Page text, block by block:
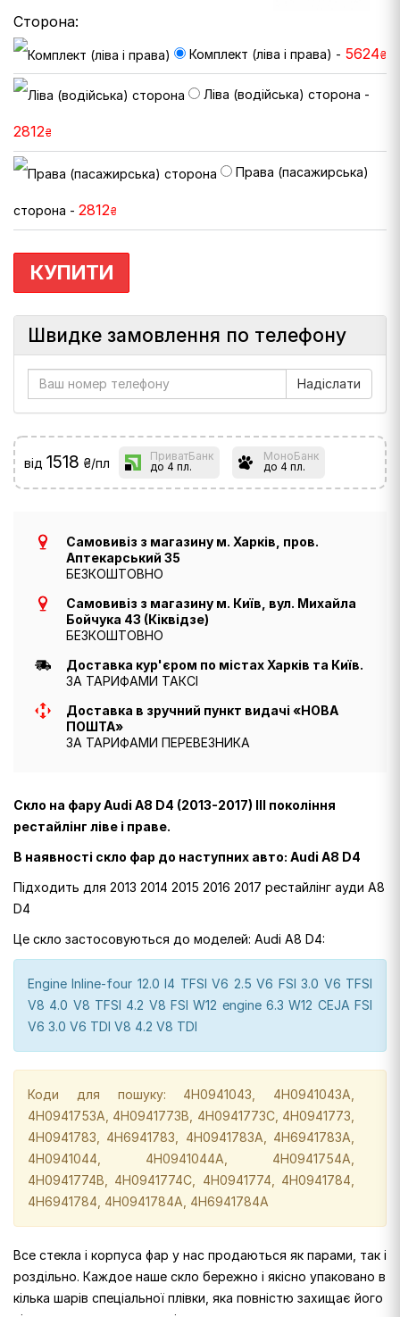
Сторона:
Комплект (ліва і права) - 5624₴
Ліва (водійська) сторона -
2812₴
Права (пасажирська)
сторона - 2812₴
КУПИТИ
Швидке замовлення по телефону
від 1518 ₴/пл
ПриватБанк
до 4 пл.
МоноБанк
до 4 пл.
Самовивіз з магазину м. Харків, пров.
Аптекарський 35
БЕЗКОШТОВНО
Самовивіз з магазину м. Київ, вул. Михайла
Бойчука 43 (Кіквідзе)
БЕЗКОШТОВНО
Доставка кур'єром по містах Харків та Київ.
ЗА ТАРИФАМИ ТАКСІ
Доставка в зручний пункт видачі «НОВА
ПОШТА»
ЗА ТАРИФАМИ ПЕРЕВЕЗНИКА
Скло на фару Audi A8 D4 (2013-2017) III покоління
рестайлінг ліве і праве.
В наявності скло фар до наступних авто: Audi A8 D4
Підходить для 2013 2014 2015 2016 2017 рестайлінг ауди A8
D4
Це скло застосовуються до моделей: Audi A8 D4:
Engine Inline-four 12.0 I4 TFSI V6 2.5 V6 FSI 3.0 V6 TFSI
V8 4.0 V8 TFSI 4.2 V8 FSI W12 engine 6.3 W12 CEJA FSI
V6 3.0 V6 TDI V8 4.2 V8 TDI
Коди для пошуку: 4H0941043, 4H0941043A,
4H0941753A, 4H0941773B, 4H0941773C, 4H0941773,
4H0941783, 4H6941783, 4H0941783A, 4H6941783A,
4H0941044, 4H0941044A, 4H0941754A,
4H0941774B, 4H0941774C, 4H0941774, 4H0941784,
4H6941784, 4H0941784A, 4H6941784A
Все стекла і корпуса фар у нас продаються як парами, так і
роздільно. Каждое наше скло бережно і якісно упаковано в
кілька шарів спеціальної плівки, яка повністю захищає його